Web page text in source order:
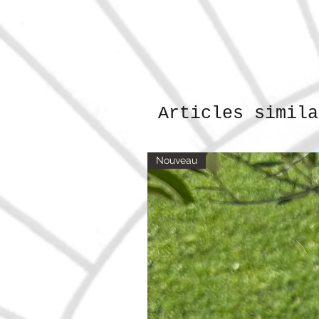
Articles
Nouveau